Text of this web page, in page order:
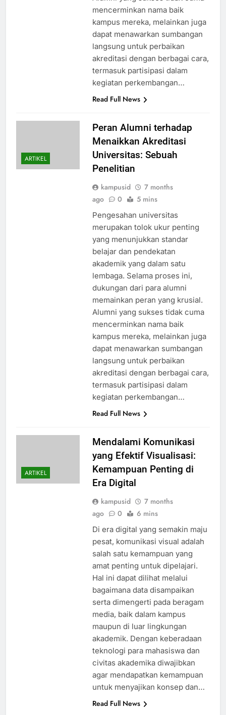
mencerminkan nama baik
kampus mereka, melainkan juga
dapat menawarkan sumbangan
langsung untuk perbaikan
akreditasi dengan berbagai cara,
termasuk partisipasi dalam
kegiatan perkembangan…
Read Full News
ARTIKEL
Peran Alumni terhadap
Menaikkan Akreditasi
Universitas: Sebuah
Penelitian
kampusid
7 months
ago
0 5 mins
Pengesahan universitas
merupakan tolok ukur penting
yang menunjukkan standar
belajar dan pendekatan
akademik yang dalam satu
lembaga. Selama proses ini,
dukungan dari para alumni
memainkan peran yang krusial.
Alumni yang sukses tidak cuma
mencerminkan nama baik
kampus mereka, melainkan juga
dapat menawarkan sumbangan
langsung untuk perbaikan
akreditasi dengan berbagai cara,
termasuk partisipasi dalam
kegiatan perkembangan…
Read Full News
ARTIKEL
Mendalami Komunikasi
yang Efektif Visualisasi:
Kemampuan Penting di
Era Digital
kampusid
7 months
ago
0 6 mins
Di era digital yang semakin maju
pesat, komunikasi visual adalah
salah satu kemampuan yang
amat penting untuk dipelajari.
Hal ini dapat dilihat melalui
bagaimana data disampaikan
serta dimengerti pada beragam
media, baik dalam kampus
maupun di luar lingkungan
akademik. Dengan keberadaan
teknologi para mahasiswa dan
civitas akademika diwajibkan
agar mendapatkan kemampuan
untuk menyajikan konsep dan…
Read Full News